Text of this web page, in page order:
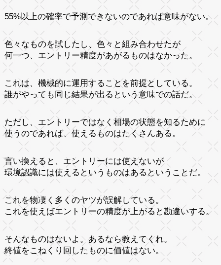
55%以上の確率で予測できないのであれば意味がない。
色々なものを試したし、色々と組み合わせたが
何一つ、エントリー精度があがるものはなかった。
これは、機械的に運用することを前提としている。
誰がやっても同じ結果が出るという意味での話だ。
ただし、エントリーではなく相場の状態を知るために
使うのであれば、使えるものはたくさんある。
言い換えると、エントリーには使えないが
環境認識には使えるというものはあるということだ。
これを物凄く多くのヤツが誤解している。
これを使えばエントリーの精度が上がると勘違いする。
そんなものはないよ。あるなら教えてくれ。
終値をこねくり回したものに価値はない。